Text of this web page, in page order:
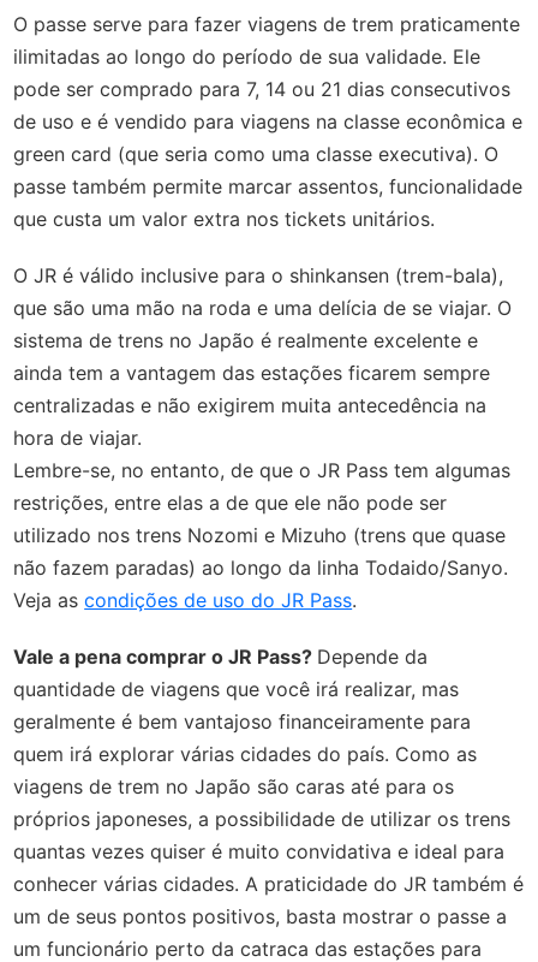
O passe serve para fazer viagens de trem praticamente
ilimitadas ao longo do período de sua validade. Ele
pode ser comprado para 7, 14 ou 21 dias consecutivos
de uso e é vendido para viagens na classe econômica e
green card (que seria como uma classe executiva). O
passe também permite marcar assentos, funcionalidade
que custa um valor extra nos tickets unitários.
O JR é válido inclusive para o shinkansen (trem-bala),
que são uma mão na roda e uma delícia de se viajar. O
sistema de trens no Japão é realmente excelente e
ainda tem a vantagem das estações ficarem sempre
centralizadas e não exigirem muita antecedência na
hora de viajar.
Lembre-se, no entanto, de que o JR Pass tem algumas
restrições, entre elas a de que ele não pode ser
utilizado nos trens Nozomi e Mizuho (trens que quase
não fazem paradas) ao longo da linha Todaido/Sanyo.
Veja ascondições de uso do JR Pass.
Vale a pena comprar o JR Pass? Depende da
quantidade de viagens que você irá realizar, mas
geralmente é bem vantajoso financeiramente para
quem irá explorar várias cidades do país. Como as
viagens de trem no Japão são caras até para os
próprios japoneses, a possibilidade de utilizar os trens
quantas vezes quiser é muito convidativa e ideal para
conhecer várias cidades. A praticidade do JR também é
um de seus pontos positivos, basta mostrar o passe a
um funcionário perto da catraca das estações para